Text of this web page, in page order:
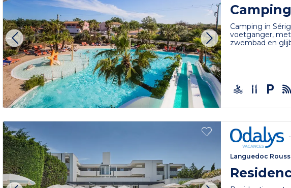
Camping in
voetganger,
zwembad en
-
Languedoc